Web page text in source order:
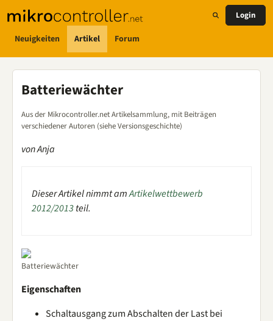
Neuigkeiten Artikel Forum
Login
Batteriewächter
Aus der Mikrocontroller.net Artikelsammlung, mit Beiträgen
verschiedener Autoren (siehe Versionsgeschichte)
von Anja
Dieser Artikel nimmt amArtikelwettbewerb
2012/2013teil.
Batteriewächter
Eigenschaften
Schaltausgang zum Abschalten der Last bei